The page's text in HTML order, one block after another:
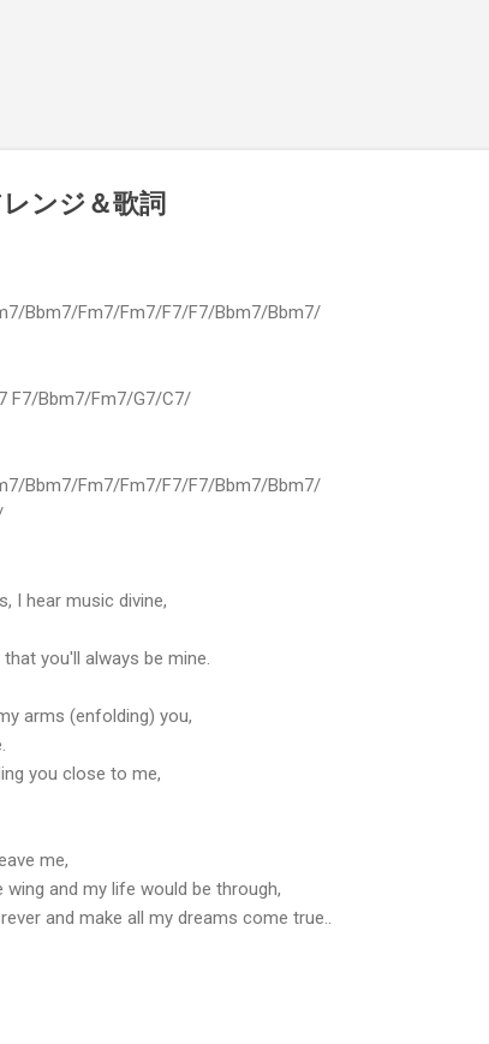
ンジ＆歌詞
Bbm7/Fm7/Fm7/F7/F7/Bbm7/Bbm7/
F7/Bbm7/Fm7/G7/C7/
Bbm7/Fm7/Fm7/F7/F7/Bbm7/Bbm7/
I hear music divine,
you'll always be mine.
arms (enfolding) you,
you close to me,
me,
and my life would be through,
and make all my dreams come true..